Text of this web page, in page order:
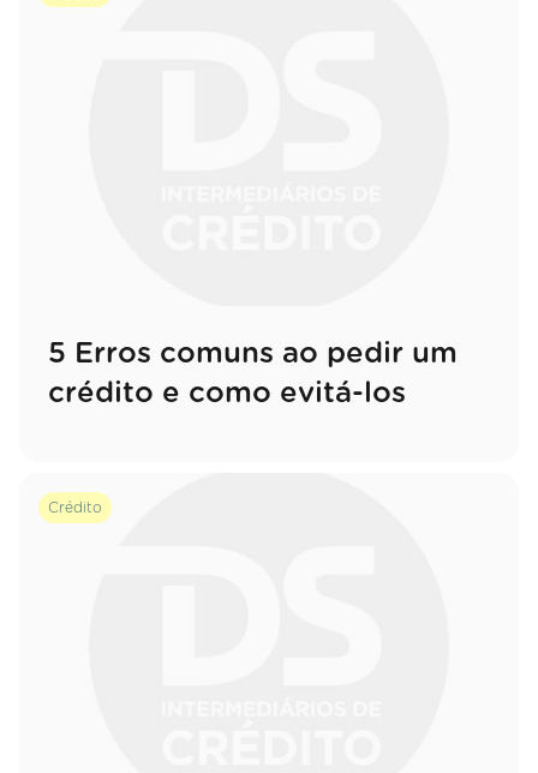
5 Erros comuns ao pedir um
crédito e como evitá-los
Crédito